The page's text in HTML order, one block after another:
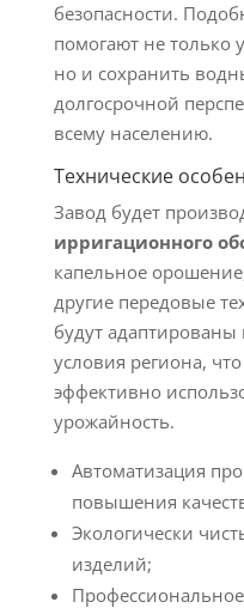
безопасности.
помогают не только
но и сохранить
долгосрочной
всему населению.
Технические
Завод будет
ирригационного
капельное
другие передовые
будут
условия региона,
эффективно
урожайность.
Автоматизация
повышения
Экологически
изделий;